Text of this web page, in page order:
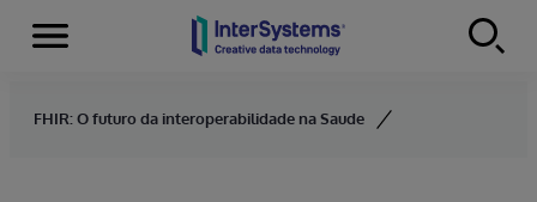
Skip to content
Menu
FHIR: O futuro da interoperabilidade na Saude